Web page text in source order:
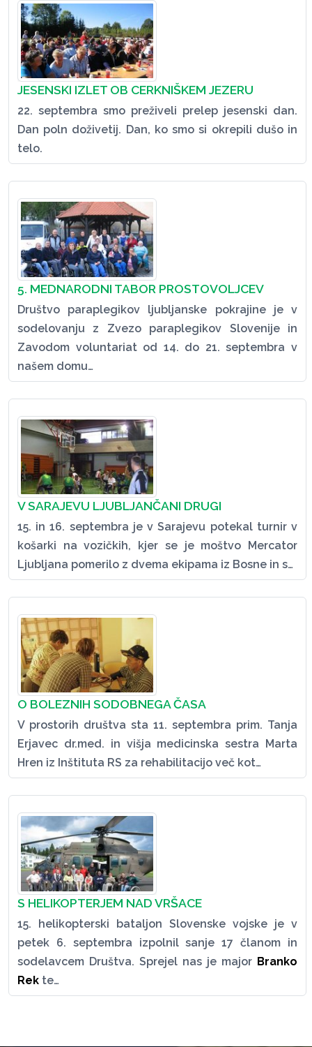
JESENSKI IZLET OB CERKNIŠKEM JEZERU
22. septembra smo preživeli prelep jesenski dan.
Dan poln doživetij. Dan, ko smo si okrepili dušo in
telo.
5. MEDNARODNI TABOR PROSTOVOLJCEV
Društvo paraplegikov ljubljanske pokrajine je v
sodelovanju z Zvezo paraplegikov Slovenije in
Zavodom voluntariat od 14. do 21. septembra v
našem domu…
V SARAJEVU LJUBLJANČANI DRUGI
15. in 16. septembra je v Sarajevu potekal turnir v
košarki na vozičkih, kjer se je moštvo Mercator
Ljubljana pomerilo z dvema ekipama iz Bosne in s…
O BOLEZNIH SODOBNEGA ČASA
V prostorih društva sta 11. septembra prim. Tanja
Erjavec dr.med. in višja medicinska sestra Marta
Hren iz Inštituta RS za rehabilitacijo več kot…
S HELIKOPTERJEM NAD VRŠACE
15. helikopterski bataljon Slovenske vojske je v
petek 6. septembra izpolnil sanje 17 članom in
sodelavcem Društva. Sprejel nas je major Branko
Rek te…